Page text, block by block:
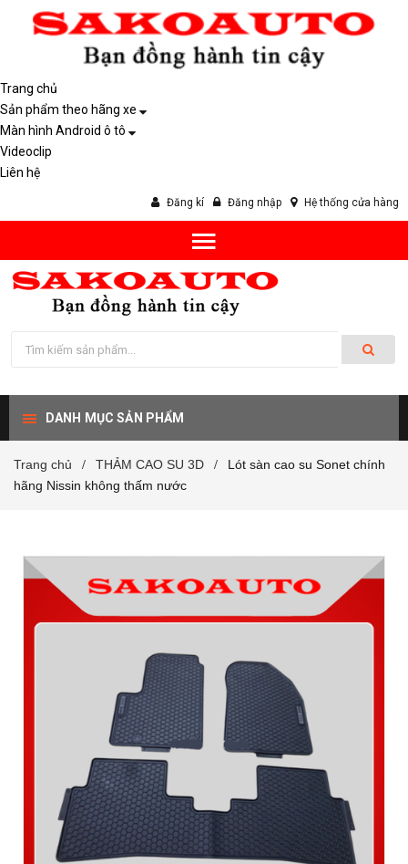
Trang chủ
Sản phẩm theo hãng xe
Màn hình Android ô tô
Videoclip
Liên hệ
Đăng kí Đăng nhập Hệ thống cửa hàng
DANH MỤC SẢN PHẨM
Trang chủ / THẢM CAO SU 3D /
Lót sàn cao su Sonet chính
hãng Nissin không thấm nước